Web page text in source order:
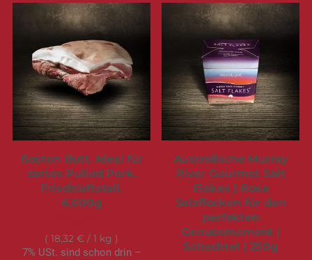
Boston Butt. Ideal für
zartes Pulled Pork.
Frischluftstall.
6.000g
18,32 € / 1 kg
7% USt. sind schon drin –
Australische Murray
River Gourmet Salt
Flakes | Rosa
Salzflocken für den
perfekten
Genussmoment |
Schachtel | 250g